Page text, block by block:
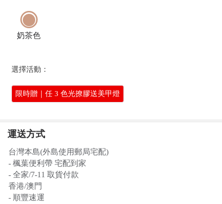
奶茶色
選擇活動：
限時贈｜任 3 色光撩膠送美甲燈
運送方式
台灣本島(外島使用郵局宅配)
- 楓葉便利帶 宅配到家
- 全家/7-11 取貨付款
香港/澳門
- 順豐速運